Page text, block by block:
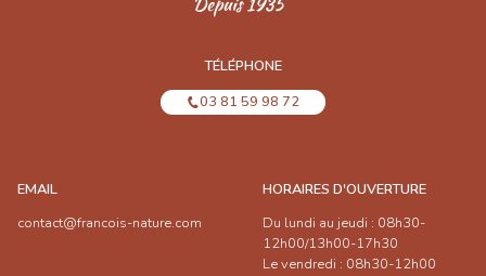
TÉLÉPHONE
03 81 59 98 72
EMAIL
contact@francois-nature.com
HORAIRES D'OUVERTURE
Du lundi au jeudi : 08h30-
12h00/13h00-17h30
Le vendredi : 08h30-12h00